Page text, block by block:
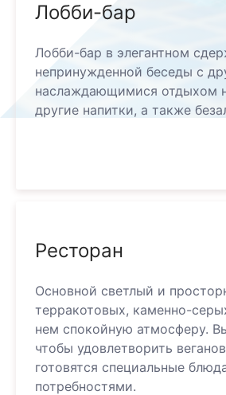
Лобби-бар
Лобби-бар в элегантном
непринужденной беседы с
наслаждающимися отдыхом
другие напитки, а также
Ресторан
Основной светлый и
терракотовых, каменно-
нем спокойную атмосферу.
чтобы удовлетворить
готовятся специальные
потребностями.